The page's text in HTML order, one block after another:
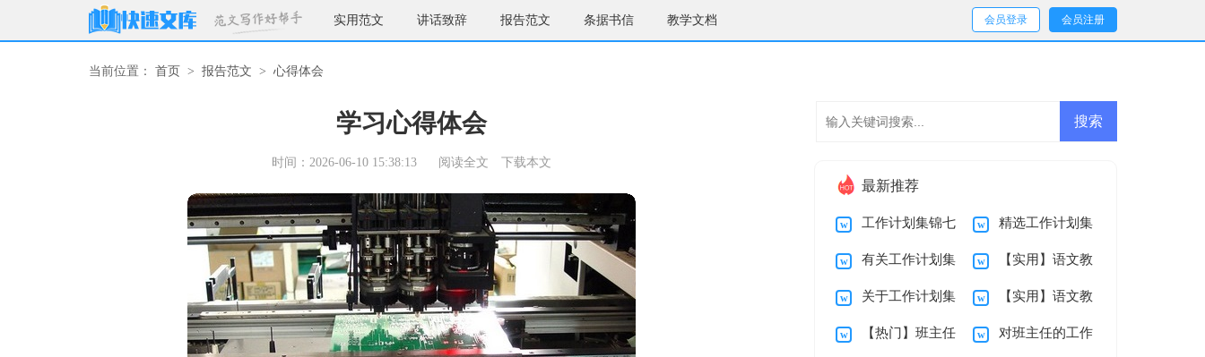
实用范文 讲话致辞 报告范文 条据书信 教学文档 会员登录 会员注册
当前位置： 首页 > 报告范文 > 心得体会
学习心得体会
时间：2026-06-10 15:38:13 阅读全文 下载本文
最新推荐
工作计划集锦七
篇
精选工作计划集
锦七篇
有关工作计划集
合七篇
【实用】语文教
师教学总结四篇
关于工作计划集
锦七篇
【实用】语文教
师教学总结三篇
【热门】班主任 对班主任的工作